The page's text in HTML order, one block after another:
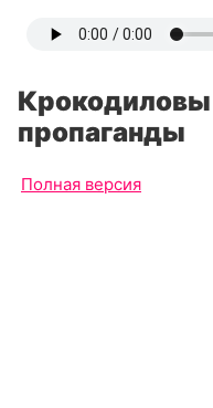
пропаганды
Полная версия